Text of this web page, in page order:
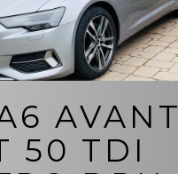
AVANT
50 TDI